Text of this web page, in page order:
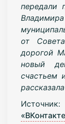
передали
от
дорогой
новый
счастьем
Источник: